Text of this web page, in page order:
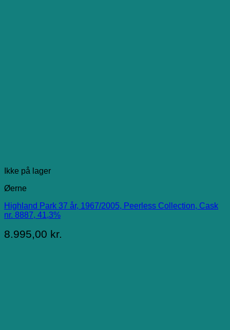
Ikke på lager
Øerne
Highland Park 37 år, 1967/2005, Peerless Collection, Cask
nr. 8887, 41,3%
8.995,00 kr.